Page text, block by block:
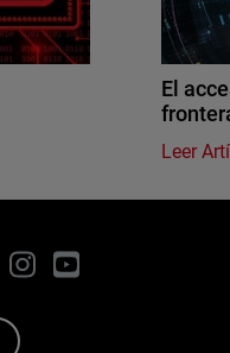
El
Leer
Facebook
InstagramYouTube